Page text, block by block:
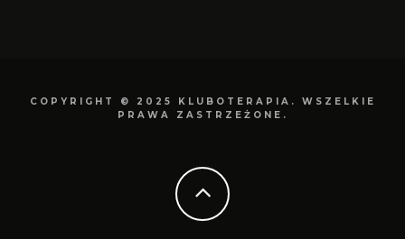
COPYRIGHT © 2025 KLUBOTERAPIA. WSZELKIE
PRAWA ZASTRZEŻONE.